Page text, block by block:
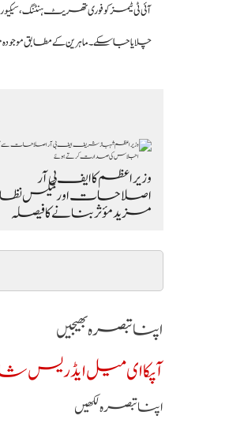
آئی ٹی ٹیمز کو فوری تھریٹ ہنٹنگ،
چلایا جا سکے۔ ماہرین کے مطابق
وزیراعظم کا ایف بی آر
اصلاحات اور ٹیکس
مزید مؤثر بنانے کا فیصلہ
اپنا تبصرہ بھیجیں
آپکا ای میل ایڈریس
اپنا تبصرہ لکھیں